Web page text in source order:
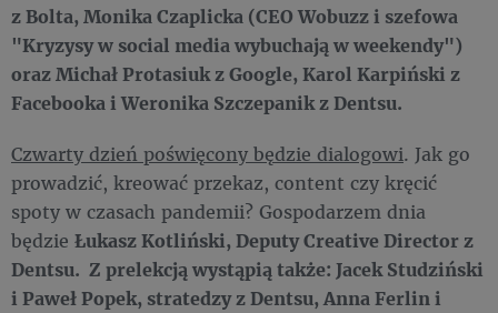
z Bolta, Monika Czaplicka (CEO Wobuzz i szefowa
"Kryzysy w social media wybuchają w weekendy")
oraz Michał Protasiuk z Google, Karol Karpiński z
Facebooka i Weronika Szczepanik z Dentsu.
Czwarty dzień poświęcony będzie dialogowi. Jak go
prowadzić, kreować przekaz, content czy kręcić
spoty w czasach pandemii? Gospodarzem dnia
będzie Łukasz Kotliński, Deputy Creative Director z
Dentsu. Z prelekcją wystąpią także: Jacek Studziński
i Paweł Popek, stratedzy z Dentsu, Anna Ferlin i